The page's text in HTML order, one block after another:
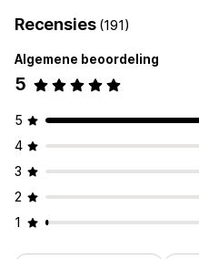
Recensies (191)
Algemene beoordeling
5
5
4
3
2
1